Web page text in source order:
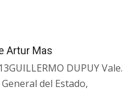
Artur Mas
DUPUY Vale.
del Estado,